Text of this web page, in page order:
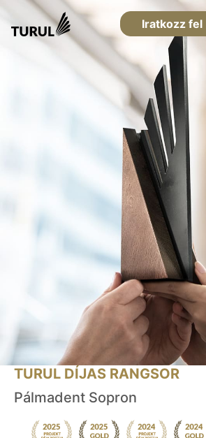
Iratkozz fel
TURUL DÍJAS RANGSOR
Pálmadent Sopron